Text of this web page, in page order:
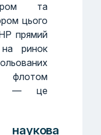
та
цього
прямий
на ринок
флотом
— це